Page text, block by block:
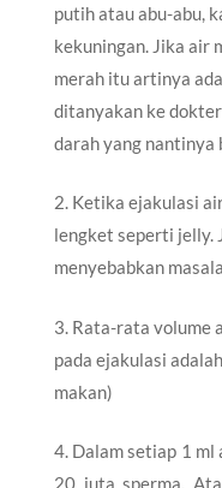
putih atau abu-abu,
kekuningan. Jika air
merah itu artinya
ditanyakan ke
darah yang nantinya
2. Ketika ejakulasi
lengket seperti jelly.
menyebabkan
3. Rata-rata volume
pada ejakulasi
makan)
4. Dalam setiap 1 ml
20 juta sperma.